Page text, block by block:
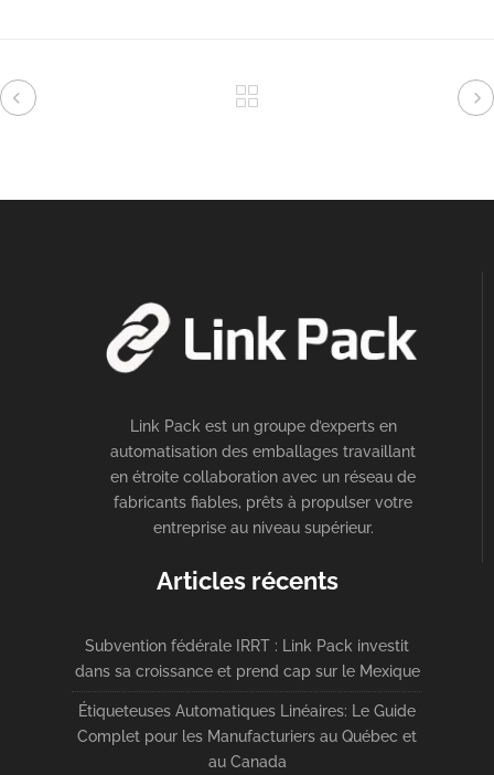
Link Pack est un groupe d’experts en
automatisation des emballages travaillant
en étroite collaboration avec un réseau de
fabricants fiables, prêts à propulser votre
entreprise au niveau supérieur.
Articles récents
Subvention fédérale IRRT : Link Pack investit
dans sa croissance et prend cap sur le Mexique
Étiqueteuses Automatiques Linéaires: Le Guide
Complet pour les Manufacturiers au Québec et
au Canada